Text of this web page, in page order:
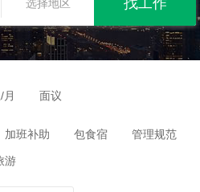
选择地区
月 面议
加班补助 包食宿 管理规范
游